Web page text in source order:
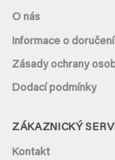
O nás
Informace o doručení
Zásady ochrany
Dodací podmínky
ZÁKAZNICKÝ
Kontakt